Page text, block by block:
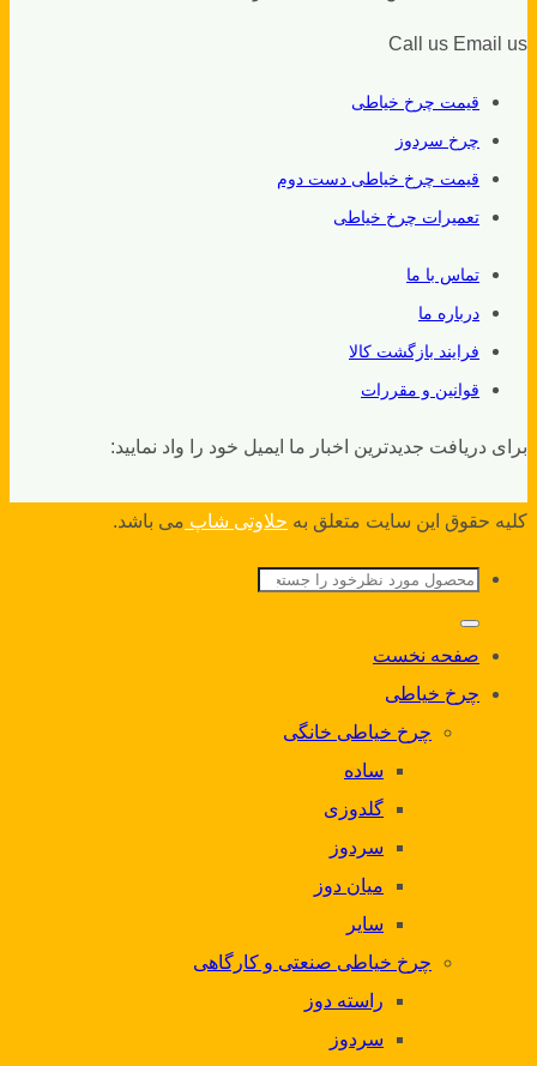
Call us Email us
قیمت چرخ خیاطی
چرخ سردوز
قیمت چرخ خیاطی دست دوم
تعمیرات چرخ خیاطی
تماس با ما
درباره ما
فرایند بازگشت کالا
قوانین و مقررات
برای دریافت جدیدترین اخبار ما ایمیل خود را واد نمایید:
کلیه حقوق این سایت متعلق به حلاوتی شاپ می باشد.
جستجو
برای:
صفحه نخست
چرخ خیاطی
چرخ خیاطی خانگی
ساده
گلدوزی
سردوز
میان دوز
سایر
چرخ خیاطی صنعتی و کارگاهی
راسته دوز
سردوز